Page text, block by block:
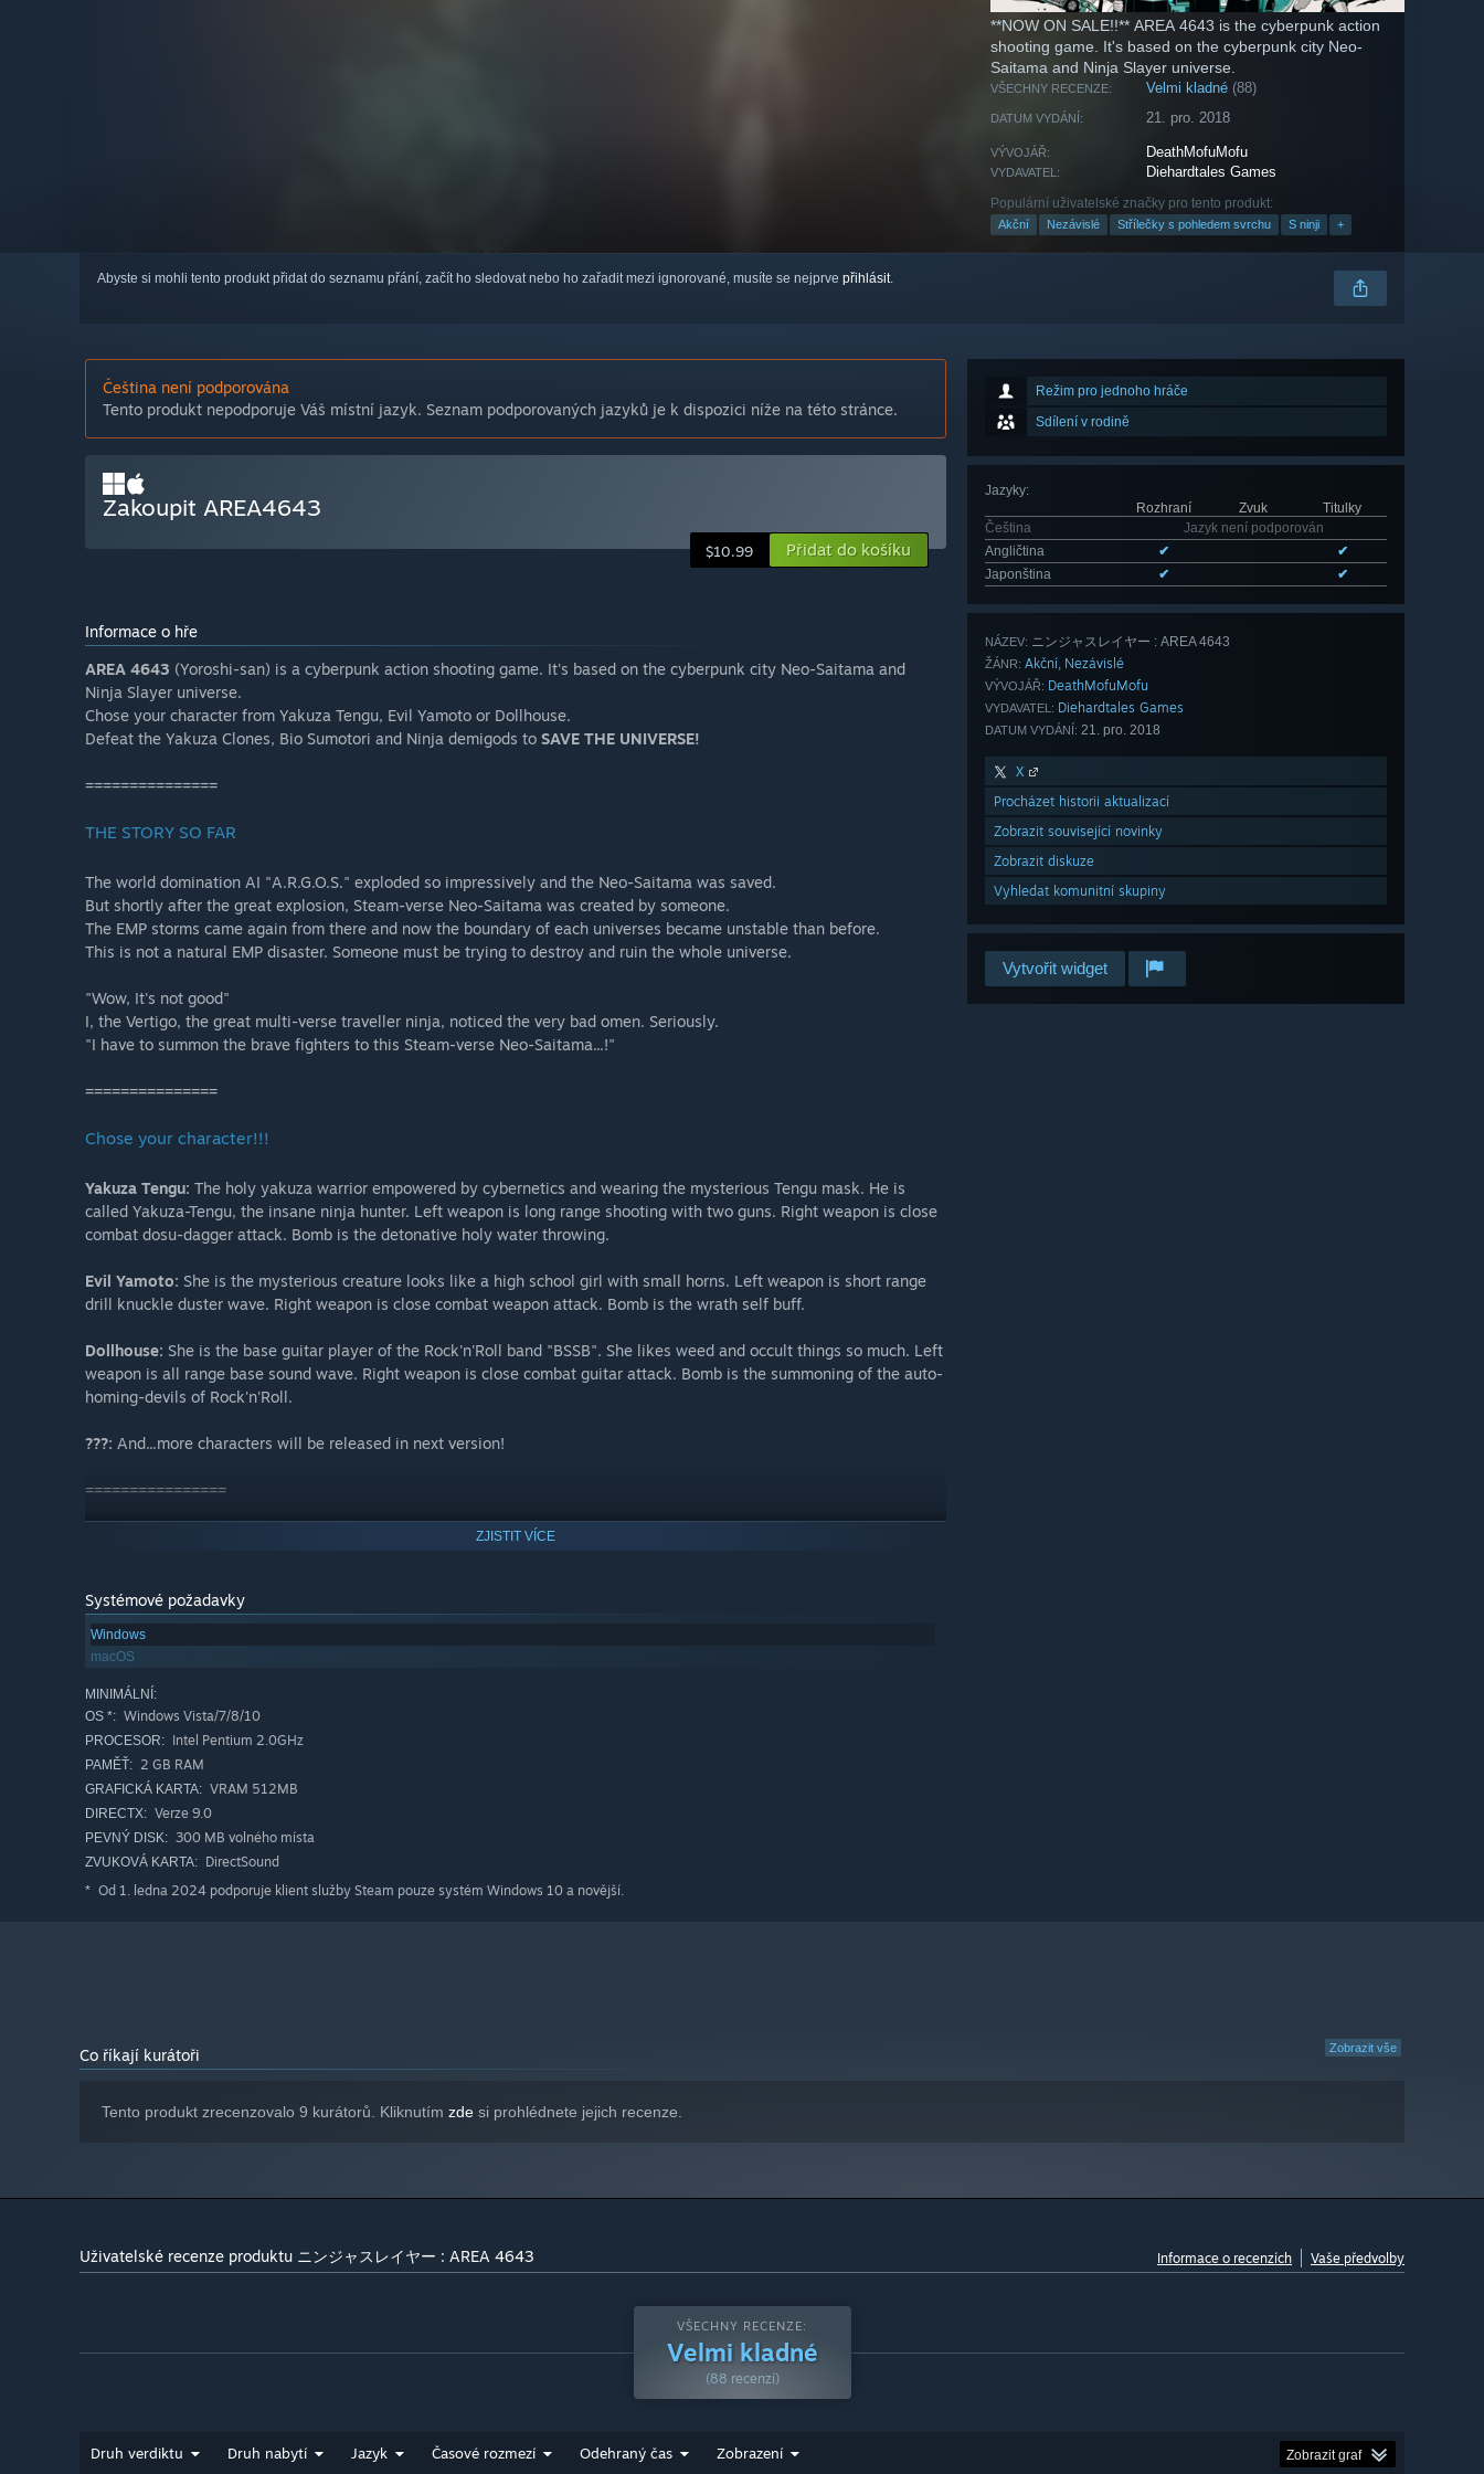
**NOW ON SALE!!** AREA 4643 is the cyberpunk action
shooting game. It's based on the cyberpunk city Neo-
Saitama and Ninja Slayer universe.
VŠECHNY RECENZE: Velmi kladné (88)
DATUM VYDÁNÍ: 21. pro. 2018
VÝVOJÁŘ: DeathMofuMofu
VYDAVATEL: Diehardtales Games
Populární uživatelské značky pro tento produkt:
Akční Nezávislé Střílečky s pohledem svrchu S ninji +
Abyste si mohli tento produkt přidat do seznamu přání, začít ho sledovat nebo ho zařadit mezi ignorované, musíte se nejprve přihlásit.
Režim pro jednoho hráče
Sdílení v rodině
Jazyky:
Rozhraní
Zvuk
Titulky
Čeština
Jazyk není podporován
Angličtina
✔
✔
Japonština
✔ ✔
NÁZEV: ニンジャスレイヤー : AREA 4643
ŽÁNR: Akční, Nezávislé
VÝVOJÁŘ: DeathMofuMofu
VYDAVATEL: Diehardtales Games
DATUM VYDÁNÍ: 21. pro. 2018
X
Procházet historii aktualizací
Zobrazit související novinky
Zobrazit diskuze
Vyhledat komunitní skupiny
Vytvořit widget
Čeština není podporována
Tento produkt nepodporuje Váš místní jazyk. Seznam podporovaných jazyků je k dispozici níže na této stránce.
Zakoupit AREA4643
$10.99 Přidat do košíku
Informace o hře
AREA 4643 (Yoroshi-san) is a cyberpunk action shooting game. It's based on the cyberpunk city Neo-Saitama and
Ninja Slayer universe.
Chose your character from Yakuza Tengu, Evil Yamoto or Dollhouse.
Defeat the Yakuza Clones, Bio Sumotori and Ninja demigods to SAVE THE UNIVERSE!
===============
THE STORY SO FAR
The world domination AI "A.R.G.O.S." exploded so impressively and the Neo-Saitama was saved.
But shortly after the great explosion, Steam-verse Neo-Saitama was created by someone.
The EMP storms came again from there and now the boundary of each universes became unstable than before.
This is not a natural EMP disaster. Someone must be trying to destroy and ruin the whole universe.
"Wow, It's not good"
I, the Vertigo, the great multi-verse traveller ninja, noticed the very bad omen. Seriously.
"I have to summon the brave fighters to this Steam-verse Neo-Saitama...!"
===============
Chose your character!!!
Yakuza Tengu: The holy yakuza warrior empowered by cybernetics and wearing the mysterious Tengu mask. He is
called Yakuza-Tengu, the insane ninja hunter. Left weapon is long range shooting with two guns. Right weapon is close
combat dosu-dagger attack. Bomb is the detonative holy water throwing.
Evil Yamoto: She is the mysterious creature looks like a high school girl with small horns. Left weapon is short range
drill knuckle duster wave. Right weapon is close combat weapon attack. Bomb is the wrath self buff.
Dollhouse: She is the base guitar player of the Rock'n'Roll band "BSSB". She likes weed and occult things so much. Left
weapon is all range base sound wave. Right weapon is close combat guitar attack. Bomb is the summoning of the auto-
homing-devils of Rock'n'Roll.
???: And...more characters will be released in next version!
================
ZJISTIT VÍCE
Systémové požadavky
Windows
macOS
MINIMÁLNÍ:
OS *: Windows Vista/7/8/10
PROCESOR: Intel Pentium 2.0GHz
PAMĚŤ: 2 GB RAM
GRAFICKÁ KARTA: VRAM 512MB
DIRECTX: Verze 9.0
PEVNÝ DISK: 300 MB volného místa
ZVUKOVÁ KARTA: DirectSound
* Od 1. ledna 2024 podporuje klient služby Steam pouze systém Windows 10 a novější.
Zobrazit vše
Co říkají kurátoři
Tento produkt zrecenzovalo 9 kurátorů. Kliknutím zde si prohlédnete jejich recenze.
Uživatelské recenze produktu ニンジャスレイヤー : AREA 4643 Informace o recenzích Vaše předvolby
VŠECHNY RECENZE:
Velmi kladné
(88 recenzí)
Druh verdiktu Druh nabytí Jazyk Časové rozmezí Odehraný čas Zobrazení Zobrazit graf